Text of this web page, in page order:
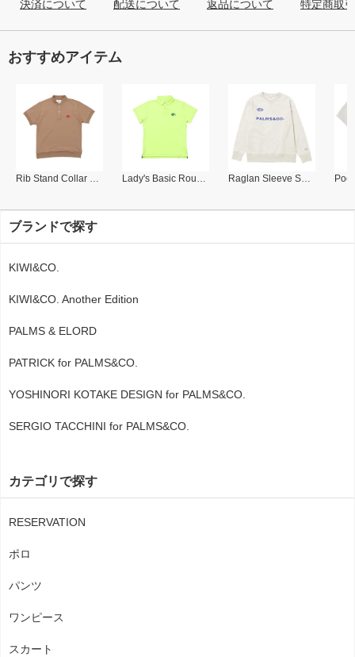
決済について 配送について 返品について 特定商取
おすすめアイテム
Rib Stand Collar Polo Lady's Basic Round Collar Polo Raglan Sleeve Sweat Shirt
ブランドで探す
KIWI&CO.
KIWI&CO. Another Edition
PALMS & ELORD
PATRICK for PALMS&CO.
YOSHINORI KOTAKE DESIGN for PALMS&CO.
SERGIO TACCHINI for PALMS&CO.
カテゴリで探す
RESERVATION
ポロ
パンツ
ワンピース
スカート